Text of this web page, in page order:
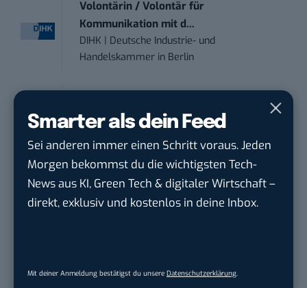
Smarter als dein Feed
Sei anderen immer einen Schritt voraus. Jeden
Morgen bekommst du die wichtigsten Tech-
News aus KI, Green Tech & digitaler Wirtschaft –
direkt, exklusiv und kostenlos in deine Inbox.
Mit deiner Anmeldung bestätigst du unsere Datenschutzerklärung.
Volontärin / Volontär für
Kommunikation mit d...
DIHK | Deutsche Industrie- und
Handelskammer in Berlin
Engagement / Soci...
BBBank eGinBerlin, Frankfurt am Main,
Karlsruhe
Content Manager (m/w/g) mit
Schwerpunkt Socia...
Content (m...